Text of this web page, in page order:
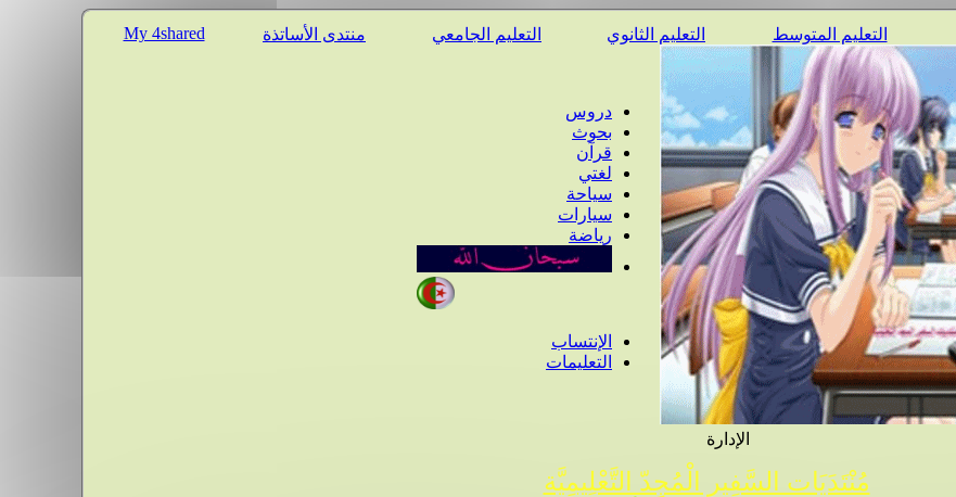
التعليم المتوسط التعليم الثانوي التعليم الجامعي منتدى الأساتذة My 4shared
دروس
بحوث
قرآن
لغتي
سياحة
سيارات
رياضة
الإنتساب
التعليمات
الإدارة
مُنْتَدَيَات السَّفِير الْمُجِدّ التَّعْلِيمِيَّة